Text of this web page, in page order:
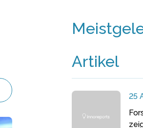
Artikel
25